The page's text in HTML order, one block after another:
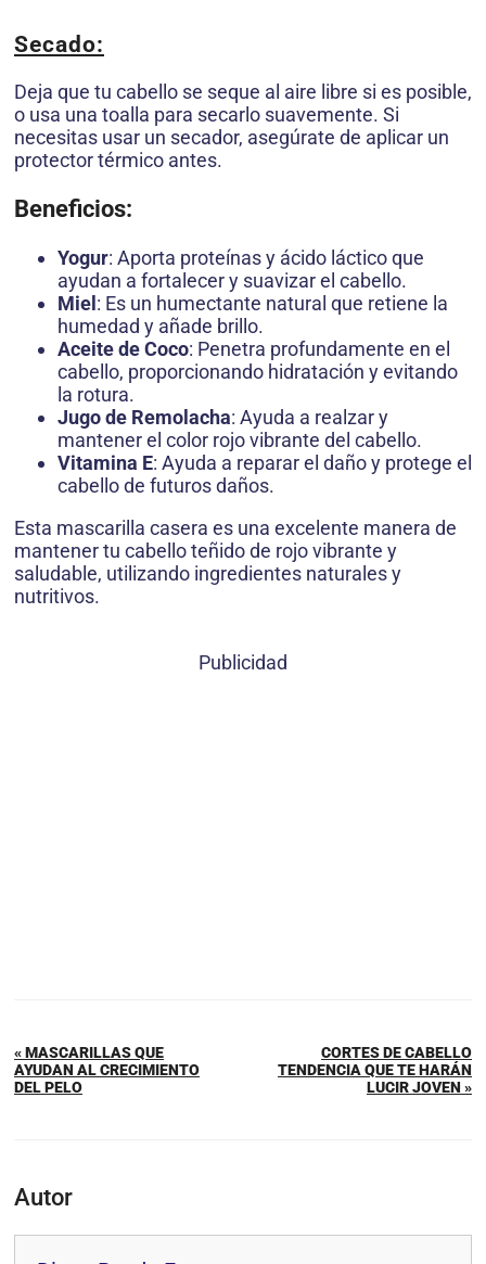
Secado:
Deja que tu cabello se seque al aire libre si es posible,
o usa una toalla para secarlo suavemente. Si
necesitas usar un secador, asegúrate de aplicar un
protector térmico antes.
Beneficios:
Yogur: Aporta proteínas y ácido láctico que
ayudan a fortalecer y suavizar el cabello.
Miel: Es un humectante natural que retiene la
humedad y añade brillo.
Aceite de Coco: Penetra profundamente en el
cabello, proporcionando hidratación y evitando
la rotura.
Jugo de Remolacha: Ayuda a realzar y
mantener el color rojo vibrante del cabello.
Vitamina E: Ayuda a reparar el daño y protege el
cabello de futuros daños.
Esta mascarilla casera es una excelente manera de
mantener tu cabello teñido de rojo vibrante y
saludable, utilizando ingredientes naturales y
nutritivos.
Publicidad
« MASCARILLAS QUE
AYUDAN AL CRECIMIENTO
DEL PELO
CORTES DE CABELLO
TENDENCIA QUE TE HARÁN
LUCIR JOVEN »
Autor